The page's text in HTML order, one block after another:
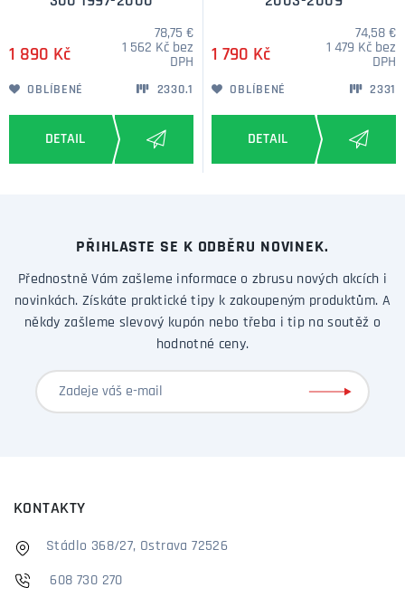
výhodou také je možnost opětovného prodeje nerezových
lemů, kdy například necháte poškození, či korozi opravit a
překrytí blatníku již není potřeba.
Návod, který je součástí balení je k dispozici v sekci
Návody a
přední nebo zadní lemy blatníků.
1 890 Kč
78,75 €
1 562 Kč bez
DPH
OBLÍBENÉ 2330.1
1 790 Kč
74,58 €
1 479 Kč bez
DPH
OBLÍBENÉ 2331
PŘIHLASTE SE K ODBĚRU NOVINEK.
Přednostně Vám zašleme informace o zbrusu nových akcích i
novinkách. Získáte praktické tipy k zakoupeným produktům. A
někdy zašleme slevový kupón nebo třeba i tip na soutěž o
hodnotné ceny.
KONTAKTY
Stádlo 368/27, Ostrava 72526
608 730 270